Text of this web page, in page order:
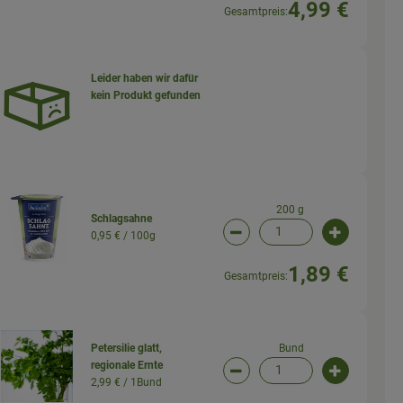
Gesamtpreis:4,99 €
ändern
Leider haben wir dafür
kein Produkt gefunden
ändern
Schlagsahne
0,95 € / 100g
200 g
Artikelanzahl verringern
Gesamtpreis: 1,89 €
ändern
Petersilie glatt,
regionale Ernte
2,99 € / 1Bund
Bund
Artikelanzahl verringern